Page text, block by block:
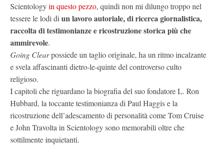
Scientologyin questo pezzo, quindi non mi dilungo troppo nel
tessere le lodi diun lavoro autoriale, di ricerca giornalistica,
raccolta di testimonianze e ricostruzione storica più che
ammirevole.
Going Clearpossiede un taglio originale, ha un ritmo incalzante
e svela affascinanti dietro-le-quinte del controverso culto
religioso.
I capitoli che riguardano la biografia del suo fondatore L. Ron
Hubbard, la toccante testimonianza di Paul Haggis e la
ricostruzione dell’adescamento di personalità come Tom Cruise
e John Travolta in Scientology sono memorabili oltre che
sottilmente inquietanti.